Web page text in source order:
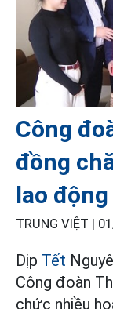
Công
đồng
lao động
TRUNG VIỆT |
Dịp Tết
Công đoàn
chức nhiều